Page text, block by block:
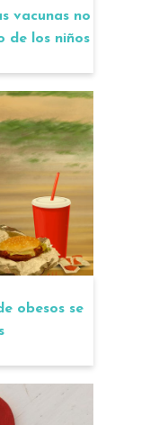
vacunas no
de los niños
obesos se